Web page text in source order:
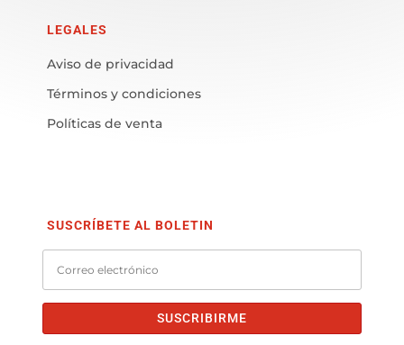
LEGALES
Aviso de privacidad
Términos y condiciones
Políticas de venta
SUSCRÍBETE AL BOLETIN
SUSCRIBIRME